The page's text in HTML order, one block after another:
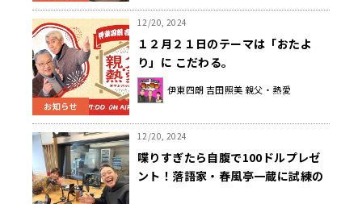
お知らせ
12/20, 2024
１２月２１日のテーマは「おたよ
り」に こだわる。
伊東四朗 吉田照美 親父・熱愛
12/20, 2024
喋りすぎたら自腹で100ドルプレゼ
ント！落語家・春風亭一蔵に試練の